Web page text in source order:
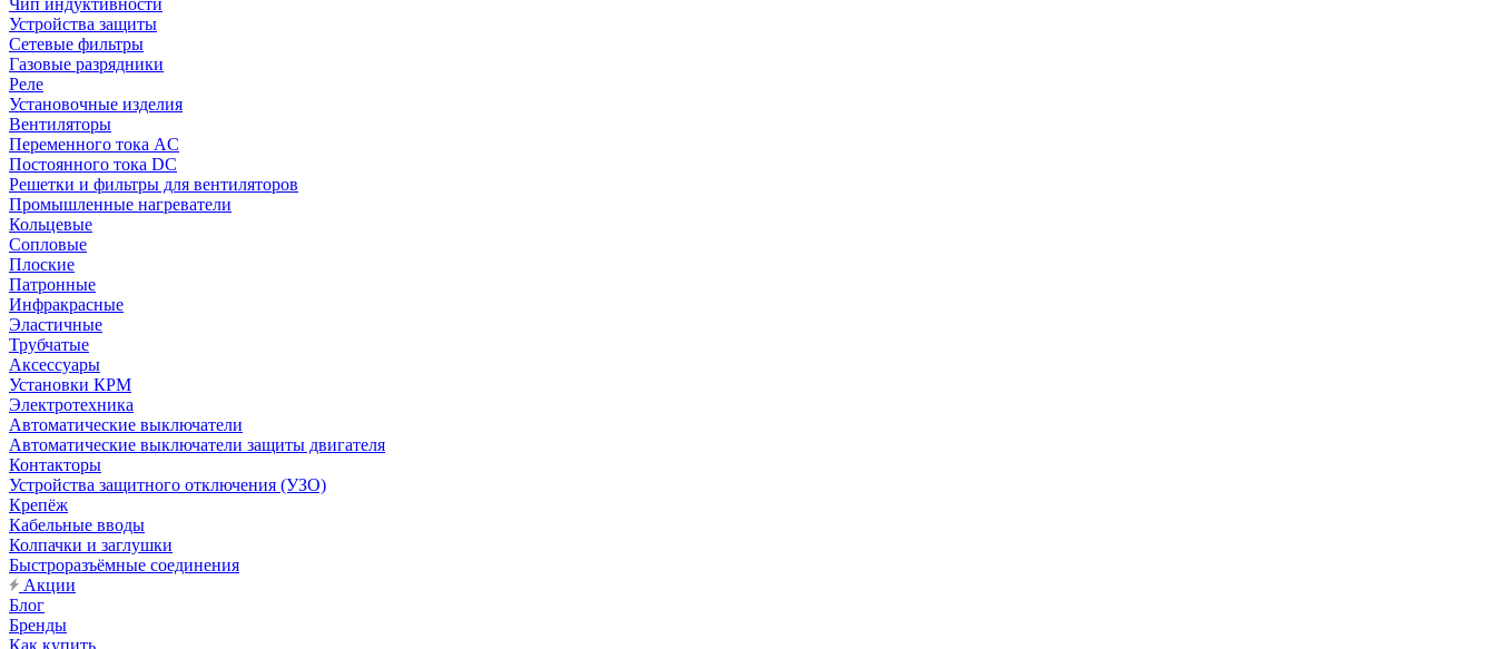
Чип индуктивности
Устройства защиты
Сетевые фильтры
Газовые разрядники
Реле
Установочные изделия
Вентиляторы
Переменного тока AC
Постоянного тока DC
Решетки и фильтры для вентиляторов
Промышленные нагреватели
Кольцевые
Сопловые
Плоские
Патронные
Инфракрасные
Эластичные
Трубчатые
Аксессуары
Установки КРМ
Электротехника
Автоматические выключатели
Автоматические выключатели защиты двигателя
Контакторы
Устройства защитного отключения (УЗО)
Крепёж
Кабельные вводы
Колпачки и заглушки
Быстроразъёмные соединения
Акции
Блог
Бренды
Как купить